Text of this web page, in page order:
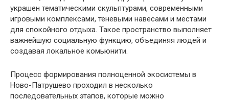
украшен тематическими скульптурами, современными
игровыми комплексами, теневыми навесами и местами
для спокойного отдыха. Такое пространство выполняет
важнейшую социальную функцию, объединяя людей и
создавая локальное комьюнити.
Процесс формирования полноценной экосистемы в
Ново-Патрушево проходил в несколько
последовательных этапов, которые можно